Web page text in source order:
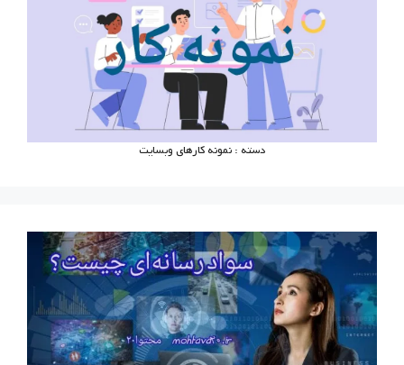
دسته : نمونه کارهای وبسایت